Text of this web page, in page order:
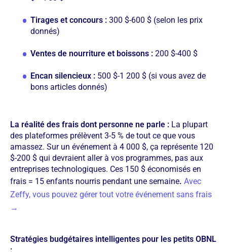
Tirages et concours : 300 $-600 $ (selon les prix
donnés)
Ventes de nourriture et boissons : 200 $-400 $
Encan silencieux : 500 $-1 200 $ (si vous avez de
bons articles donnés)
La réalité des frais dont personne ne parle : La plupart
des plateformes prélèvent 3-5 % de tout ce que vous
amassez. Sur un événement à 4 000 $, ça représente 120
$-200 $ qui devraient aller à vos programmes, pas aux
entreprises technologiques. Ces 150 $ économisés en
frais = 15 enfants nourris pendant une semaine. Avec
Zeffy, vous pouvez gérer tout votre événement sans frais
→
Stratégies budgétaires intelligentes pour les petits OBNL